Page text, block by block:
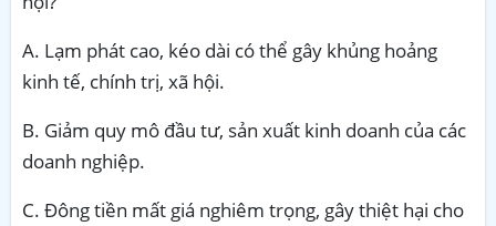
A. Lạm phát cao, kéo dài có thể gây khủng hoảng
kinh tế, chính trị, xã hội.
B. Giảm quy mô đầu tư, sản xuất kinh doanh của các
doanh nghiệp.
C. Đông tiền mất giá nghiêm trọng, gây thiệt hại cho